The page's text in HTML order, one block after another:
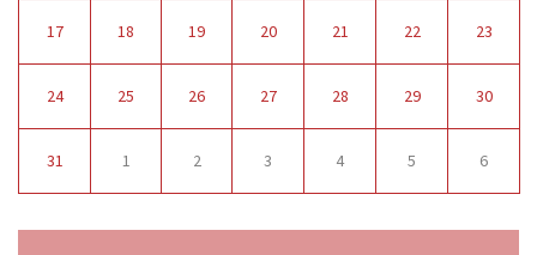
17 18 19 20 21 22 23
24 25 26 27 28 29 30
31 1 2 3 4 5 6